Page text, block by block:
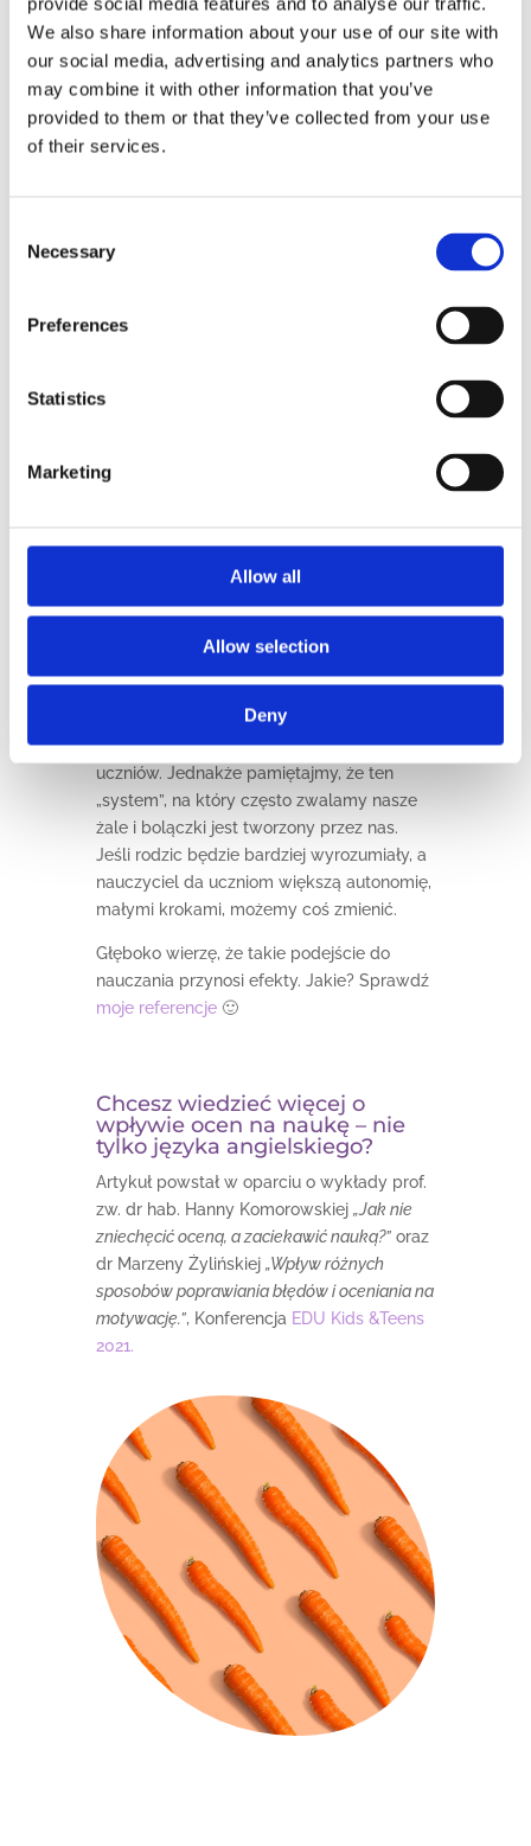
We also share information about your use of our site with
our social media, advertising and analytics partners who
may combine it with other information that you’ve
provided to them or that they’ve collected from your use
of their services.
Selection
Necessary
Preferences
Statistics
Marketing
Allow all
Allow selection
Deny
Nauka doceniania
jego wypowiedzi.
(tzw.
reakcja kolegów z klasy oraz rodziców
, więc łatwo mi mówić o tym,
jak powinno być, gdyż każdego kursanta
znam „na wylot”, mam bezpośredni i szybki
państwowej, wiem jakie są realia. Zdaję
sobie sprawę, że nauczyciel nie jest w
stanie dać opisowego feedbacku setce
uczniów. Jednakże pamiętajmy, że ten
„system”, na który często zwalamy nasze
żale i bolączki jest tworzony przez nas.
Jeśli rodzic będzie bardziej wyrozumiały, a
nauczyciel da uczniom większą autonomię,
małymi krokami, możemy coś zmienić.
Głęboko wierzę, że takie podejście do
nauczania przynosi efekty. Jakie? Sprawdź
moje referencje🙂
Chcesz wiedzieć więcej o
wpływie ocen na naukę – nie
tylko języka angielskiego?
Artykuł powstał w oparciu o wykłady prof.
zw. dr hab. Hanny Komorowskiej „Jak nie
zniechęcić oceną, a zaciekawić nauką?”oraz
dr Marzeny Żylińskiej „Wpływ różnych
sposobów poprawiania błędów i oceniania na
motywację.”, Konferencja EDU Kids &Teens
2021.